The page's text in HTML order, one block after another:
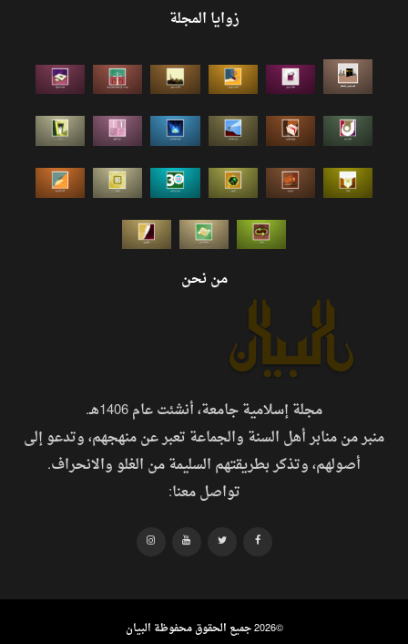
زوايا المجلة
من نحن
مجلة إسلامية جامعة، أنشئت عام 1406هـ.
منبر من منابر أهل السنة والجماعة تعبر عن منهجهم، وتدعو إلى
أصولهم، وتذكر بطريقتهم السليمة من الغلو والانحراف.
تواصل معنا:
©2026 جميع الحقوق محفوظة البيان